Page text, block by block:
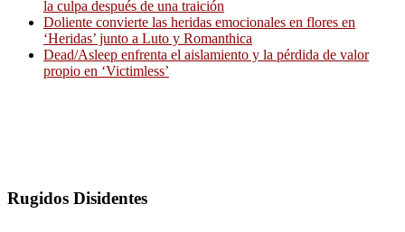
la culpa después de una traición
Doliente convierte las heridas emocionales en flores en
‘Heridas’ junto a Luto y Romanthica
Dead/Asleep enfrenta el aislamiento y la pérdida de valor
propio en ‘Victimless’
Rugidos Disidentes